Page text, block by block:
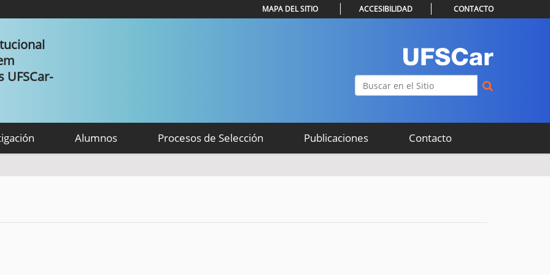
UFSCar-
Buscar
MAPA DEL SITIO ACCESIBILIDAD CONTACTO
Alumnos Procesos de Selección Publicaciones Contacto